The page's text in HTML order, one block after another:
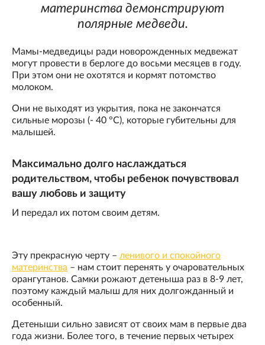
материнства демонстрируют
полярные медведи.
Мамы-медведицы ради новорожденных медвежат
могут провести в берлоге до восьми месяцев в году.
При этом они не охотятся и кормят потомство
молоком.
Они не выходят из укрытия, пока не закончатся
сильные морозы (- 40 °С), которые губительны для
малышей.
Максимально долго наслаждаться
родительством, чтобы ребенок почувствовал
вашу любовь и защиту
И передал их потом своим детям.
Эту прекрасную черту – ленивого и спокойного
материнства – нам стоит перенять у очаровательных
орангутанов. Самки рожают детеныша раз в 8-9 лет,
поэтому каждый малыш для них долгожданный и
особенный.
Детеныши сильно зависят от своих мам в первые два
года жизни. Более того, в течение первых четырех